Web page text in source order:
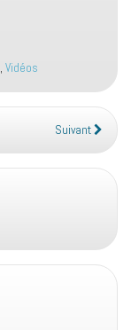
, Vidéos
Suivant